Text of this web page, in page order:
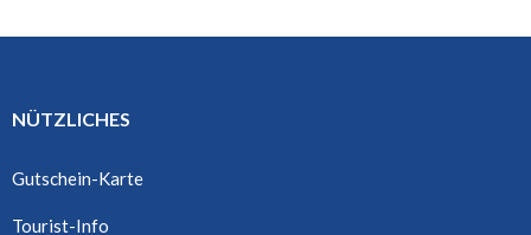
NÜTZLICHES
Gutschein-Karte
Tourist-Info